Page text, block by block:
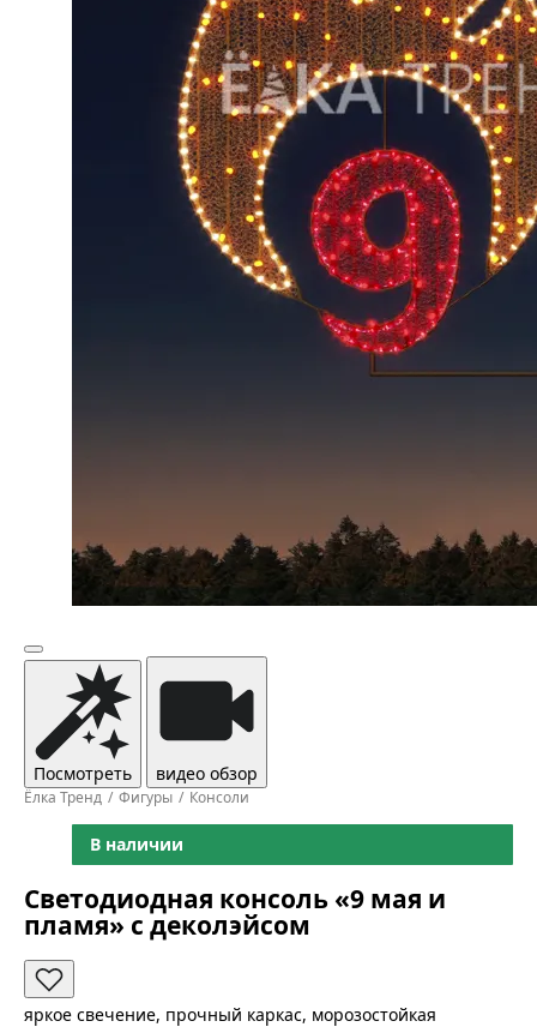
Посмотреть видео обзор
Ёлка Тренд Фигуры Консоли
В наличии
Светодиодная консоль «9 мая и
пламя» с деколэйсом
яркое свечение, прочный каркас, морозостойкая